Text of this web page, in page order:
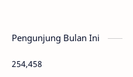
Pengunjung Bulan Ini
254,458